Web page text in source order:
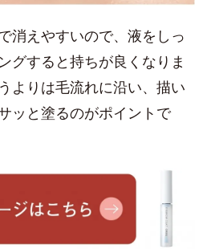
消えやすいので、液をしっ
グすると持ちが良くなりま
よりは毛流れに沿い、描い
ッと塗るのがポイントで